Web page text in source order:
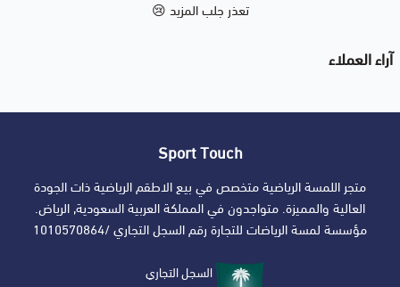
تعذر جلب المزيد 😢
آراء العملاء
Sport Touch
متجر اللمسة الرياضية متخصص في بيع الاطقم الرياضية ذات الجودة
العالية والمميزة. متواجدون في المملكة العربية السعودية, الرياض.
مؤسسة لمسة الرياضات للتجارة رقم السجل التجاري /1010570864
السجل التجاري